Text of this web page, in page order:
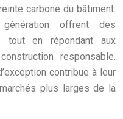
carbone du bâtiment.
offrent des
tout en répondant aux
responsable.
contribue à leur
plus larges de la